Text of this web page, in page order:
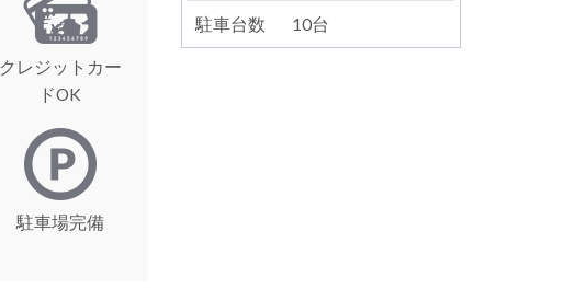
クレジットカー
ドOK
駐車場完備
駐車台数 10台